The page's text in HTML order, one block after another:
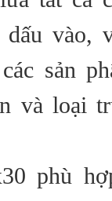
dấu vào,
sản
và loại
phù